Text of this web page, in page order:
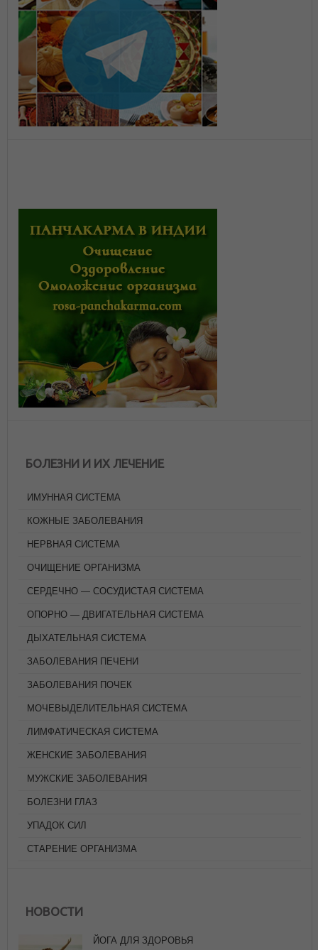
БОЛЕЗНИ И ИХ ЛЕЧЕНИЕ
ИМУННАЯ СИСТЕМА
КОЖНЫЕ ЗАБОЛЕВАНИЯ
НЕРВНАЯ СИСТЕМА
ОЧИЩЕНИЕ ОРГАНИЗМА
СЕРДЕЧНО — СОСУДИСТАЯ СИСТЕМА
ОПОРНО — ДВИГАТЕЛЬНАЯ СИСТЕМА
ДЫХАТЕЛЬНАЯ СИСТЕМА
ЗАБОЛЕВАНИЯ ПЕЧЕНИ
ЗАБОЛЕВАНИЯ ПОЧЕК
МОЧЕВЫДЕЛИТЕЛЬНАЯ СИСТЕМА
ЛИМФАТИЧЕСКАЯ СИСТЕМА
ЖЕНСКИЕ ЗАБОЛЕВАНИЯ
МУЖСКИЕ ЗАБОЛЕВАНИЯ
БОЛЕЗНИ ГЛАЗ
УПАДОК СИЛ
СТАРЕНИЕ ОРГАНИЗМА
НОВОСТИ